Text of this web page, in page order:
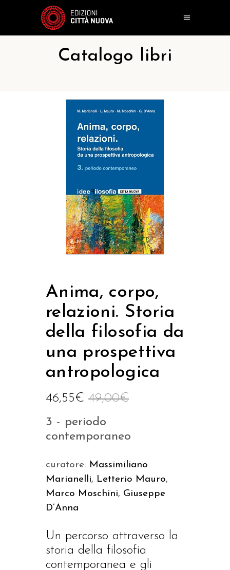
Catalogo libri
Anima, corpo,
relazioni. Storia
della filosofia da
una prospettiva
antropologica
49,00€
46,55€
3 - periodo
contemporaneo
curatore: Massimiliano
Marianelli, Letterio Mauro,
Marco Moschini, Giuseppe
D’Anna
Un percorso attraverso la
storia della filosofia
contemporanea e gli